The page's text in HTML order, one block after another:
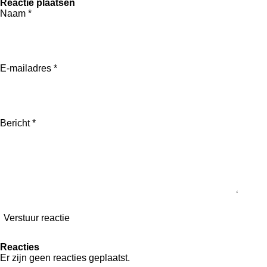
l
e
e
Reactie plaatsen
Naam *
E-mailadres *
Bericht *
Verstuur reactie
Reacties
Er zijn geen reacties geplaatst.